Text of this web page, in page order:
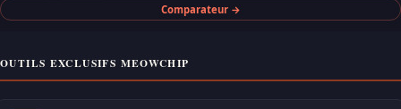
Comparateur →
OUTILS EXCLUSIFS MEOWCHIP